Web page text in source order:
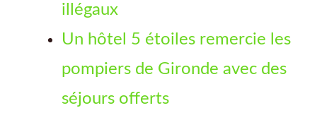
illégaux
Un hôtel 5 étoiles remercie les
pompiers de Gironde avec des
séjours offerts